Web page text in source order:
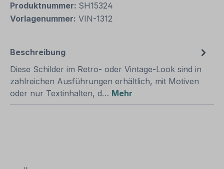
Produktnummer: SH15324
Vorlagenummer: VIN-1312
Beschreibung
Diese Schilder im Retro- oder Vintage-Look sind in
zahlreichen Ausführungen erhältlich, mit Motiven
oder nur Textinhalten, d… Mehr